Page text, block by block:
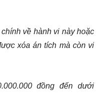
về hành vi này hoặc
xóa án tích mà còn vi
đồng đến dưới